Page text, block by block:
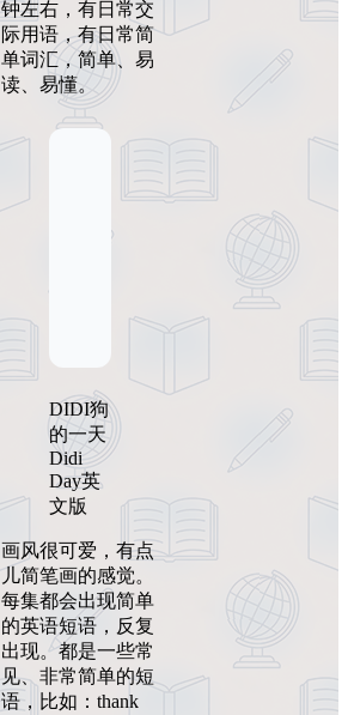
钟左右，有日常交
际用语，有日常简
单词汇，简单、易
读、易懂。
DIDI狗
的一天
Didi
Day英
文版
画风很可爱，有点
儿简笔画的感觉。
每集都会出现简单
的英语短语，反复
出现。都是一些常
见、非常简单的短
语，比如：thank